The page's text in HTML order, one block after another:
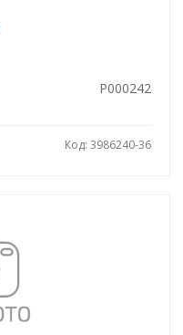
P000242
Код: 3986240-36